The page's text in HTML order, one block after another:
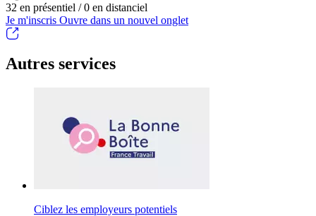
32 en présentiel / 0 en distanciel
Je m'inscris Ouvre dans un nouvel onglet
Autres services
Ciblez les employeurs potentiels